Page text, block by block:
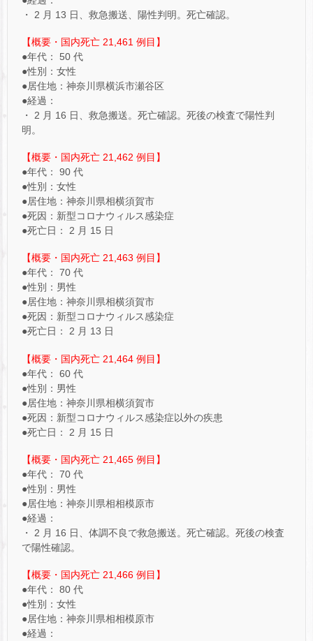
・ 2 月 13 日、救急搬送、陽性判明。死亡確認。
【概要・国内死亡 21,461 例目】
●年代： 50 代
●性別：女性
●居住地：神奈川県横浜市瀬谷区
●経過：
・ 2 月 16 日、救急搬送。死亡確認。死後の検査で陽性判
明。
【概要・国内死亡 21,462 例目】
●年代： 90 代
●性別：女性
●居住地：神奈川県相横須賀市
●死因：新型コロナウィルス感染症
●死亡日： 2 月 15 日
【概要・国内死亡 21,463 例目】
●年代： 70 代
●性別：男性
●居住地：神奈川県相横須賀市
●死因：新型コロナウィルス感染症
●死亡日： 2 月 13 日
【概要・国内死亡 21,464 例目】
●年代： 60 代
●性別：男性
●居住地：神奈川県相横須賀市
●死因：新型コロナウィルス感染症以外の疾患
●死亡日： 2 月 15 日
【概要・国内死亡 21,465 例目】
●年代： 70 代
●性別：男性
●居住地：神奈川県相相模原市
●経過：
・ 2 月 16 日、体調不良で救急搬送。死亡確認。死後の検査
で陽性確認。
【概要・国内死亡 21,466 例目】
●年代： 80 代
●性別：女性
●居住地：神奈川県相相模原市
●経過：